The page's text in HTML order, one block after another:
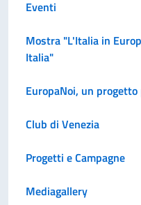
Eventi
Mostra "L'Italia in
Italia"
EuropaNoi, un
Club di Venezia
Progetti e Campagne
Mediagallery